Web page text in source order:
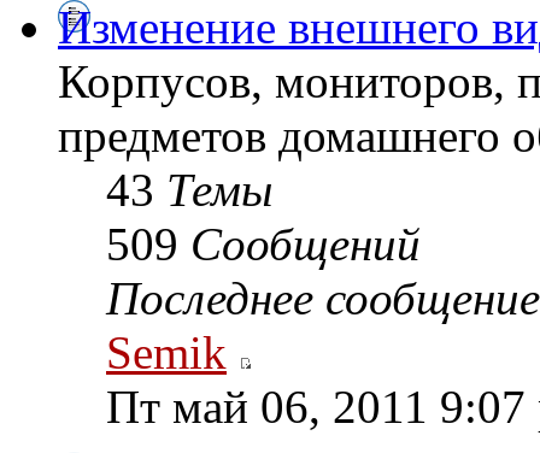
Изменение внешнего
Корпусов, мониторов,
предметов домашнего
43 Темы
509 Сообщений
Последнее сообщение
Semik
Пт май 06, 2011 9:07